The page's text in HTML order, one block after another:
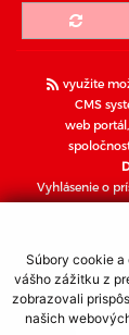
Súbory cookie
vášho zážitku z
zobrazovali
našich
využite
CMS
web portál
Vyhlásenie o